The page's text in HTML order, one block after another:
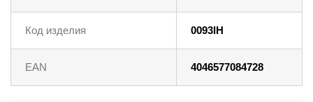
Код изделия 0093IH
EAN 4046577084728